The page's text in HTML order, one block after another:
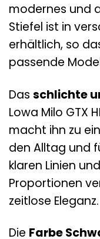
modernes und
Stiefel ist in
erhältlich, so
passende
Das schlichte
Lowa Milo GTX
macht ihn zu
den Alltag und
klaren Linien
Proportionen
zeitlose Eleganz.
Die Farbe